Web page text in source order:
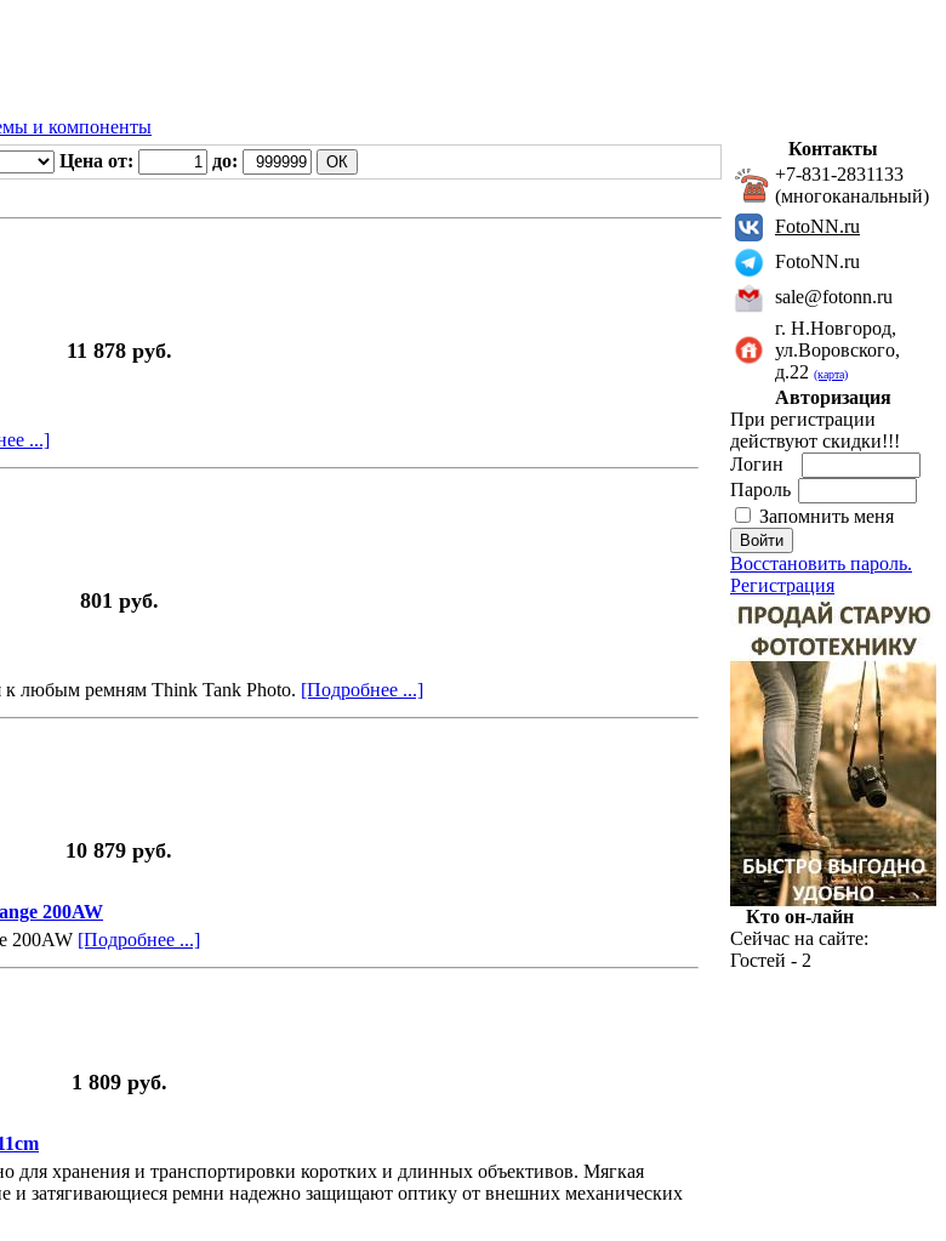
и компоненты
Цена от: до:
11 878 руб.
...]
801 руб.
к любым ремням Think Tank Photo. [Подробнее ...]
10 879 руб.
200AW
200AW [Подробнее ...]
1 809 руб.
для хранения и транспортировки коротких и длинных объективов. Мягкая
и затягивающиеся ремни надежно защищают оптику от внешних механических
Контакты
+7-831-2831133
(многоканальный)
FotoNN.ru
FotoNN.ru
sale@fotonn.ru
г. Н.Новгород,
ул.Воровского,
д.22 (карта)
Авторизация
При регистрации
действуют скидки!!!
Логин
Пароль
Запомнить меня
Восстановить пароль.
Регистрация
Кто он-лайн
Сейчас на сайте:
Гостей - 2